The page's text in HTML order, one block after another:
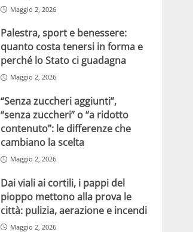
Maggio 2, 2026
Palestra, sport e benessere:
quanto costa tenersi in forma e
perché lo Stato ci guadagna
Maggio 2, 2026
“Senza zuccheri aggiunti”,
“senza zuccheri” o “a ridotto
contenuto”: le differenze che
cambiano la scelta
Maggio 2, 2026
Dai viali ai cortili, i pappi del
pioppo mettono alla prova le
città: pulizia, aerazione e incendi
Maggio 2, 2026